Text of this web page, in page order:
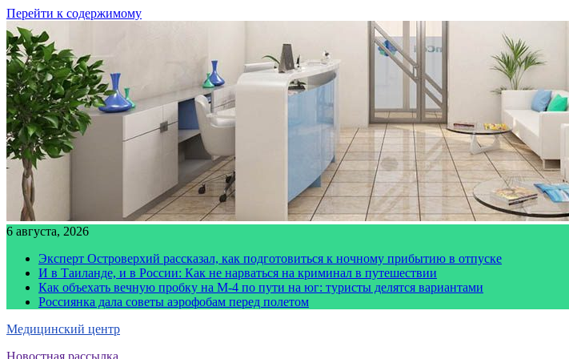
Перейти к содержимому
6 августа, 2026
Эксперт Островерхий рассказал, как подготовиться к ночному прибытию в отпуске
И в Таиланде, и в России: Как не нарваться на криминал в путешествии
Как объехать вечную пробку на М-4 по пути на юг: туристы делятся вариантами
Россиянка дала советы аэрофобам перед полетом
Медицинский центр
Новостная рассылка